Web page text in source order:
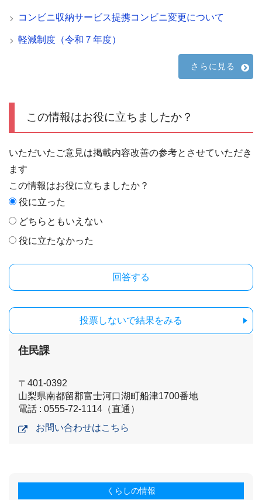
コンビニ収納サービス提携コンビニ変更について
軽減制度（令和７年度）
さらに見る
この情報はお役に立ちましたか？
いただいたご意見は掲載内容改善の参考とさせていただき
ます
この情報はお役に立ちましたか？
役に立った
どちらともいえない
役に立たなかった
投票しないで結果をみる
住民課
〒401-0392
山梨県南都留郡富士河口湖町船津1700番地
電話 : 0555-72-1114（直通）
お問い合わせはこちら
くらしの情報